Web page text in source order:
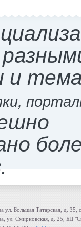
и
ул. Большая Татарская, д. 35,
ул. Смирновская, д. 25, БЦ